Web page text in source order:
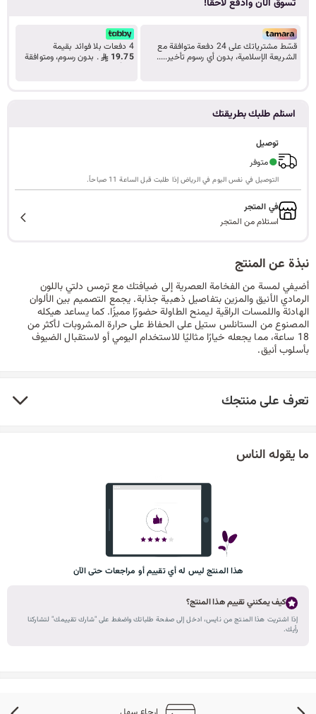
ا
تسوق الآن وادفع لاحقًا!
قسّط مشترياتك على 24 دفعة متوافقة مع
الشريعة الإسلامية، بدون أي رسوم تأخير.....
4 دفعات بلا فوائد بقيمة
19.75
. بدون رسوم، ومتوافقة
استلم طلبك بطريقتك
توصيل
●متوفر
التوصيل في نفس اليوم في الرياض إذا طلبت قبل الساعة 11 صباحاً.
في المتجر
استلام من المتجر
نبذة عن المنتج
أضيفي لمسة من الفخامة العصرية إلى ضيافتك مع ترمس دلتي باللون
الرمادي الأنيق والمزين بتفاصيل ذهبية جذابة. يجمع التصميم بين الألوان
الهادئة واللمسات الراقية ليمنح الطاولة حضورًا مميزًا. كما يساعد هيكله
المصنوع من الستانلس ستيل على الحفاظ على حرارة المشروبات لأكثر من
18 ساعة، مما يجعله خيارًا مثاليًا للاستخدام اليومي أو لاستقبال الضيوف
بأسلوب أنيق.
تعرف على منتجك
ما يقوله الناس
هذا المنتج ليس له أي تقييم أو مراجعات حتى الآن
كيف يمكنني تقييم هذا المنتج؟
إذا اشتريت هذا المنتج من نايس، ادخل إلى صفحة طلباتك واضغط على "شارك تقييمك" لتشاركنا
رأيك.